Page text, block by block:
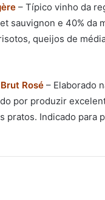
– Típico vinho da
sauvignon e 40% da
queijos de
Rosé – Elaborado
por produzir
pratos. Indicado para